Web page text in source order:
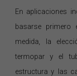
En aplicaciones
basarse primero
medida, la
termopar y el
estructura y las